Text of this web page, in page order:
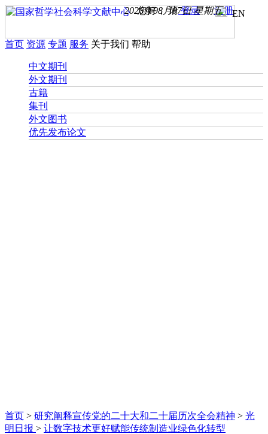
您好， 请登录 注册EN
2026年08月07日 星期五
首页 资源 专题 服务 关于我们 帮助
中文期刊
外文期刊
古籍
集刊
外文图书
优先发布论文
首页 > 研究阐释宣传党的二十大和二十届历次全会精神 > 光
明日报 > 让数字技术更好赋能传统制造业绿色化转型